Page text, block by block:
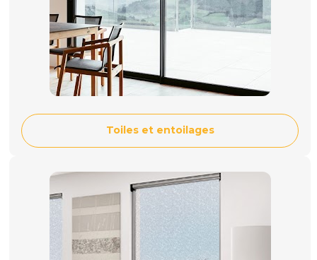
Toiles et entoilages